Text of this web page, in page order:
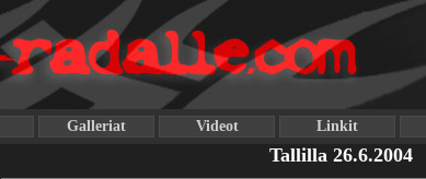
Galleriat Videot Linkit
Tallilla 26.6.2004